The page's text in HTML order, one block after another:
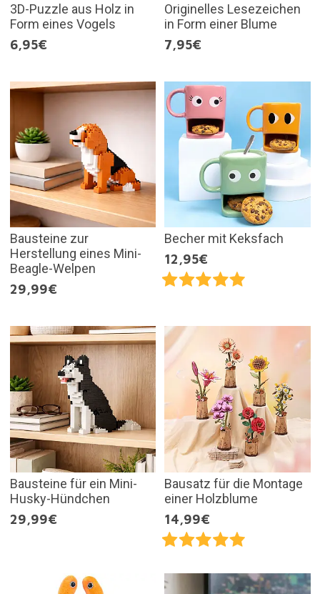
3D-Puzzle aus Holz in
Form eines Vogels
6,95€
Originelles Lesezeichen
in Form einer Blume
7,95€
Bausteine zur
Herstellung eines Mini-
Beagle-Welpen
29,99€
Becher mit Keksfach
12,95€
Bausteine für ein Mini-
Husky-Hündchen
29,99€
Bausatz für die Montage
einer Holzblume
14,99€